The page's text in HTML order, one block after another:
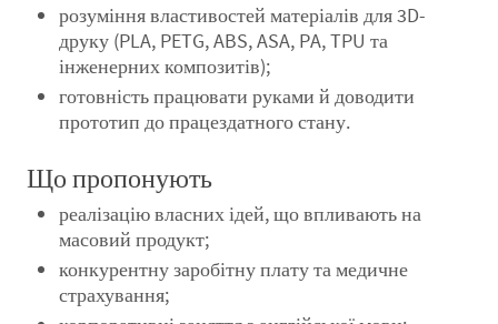
розуміння властивостей матеріалів для 3D-
друку (PLA, PETG, ABS, ASA, PA, TPU та
інженерних композитів);
готовність працювати руками й доводити
прототип до працездатного стану.
Що пропонують
реалізацію власних ідей, що впливають на
масовий продукт;
конкурентну заробітну плату та медичне
страхування;